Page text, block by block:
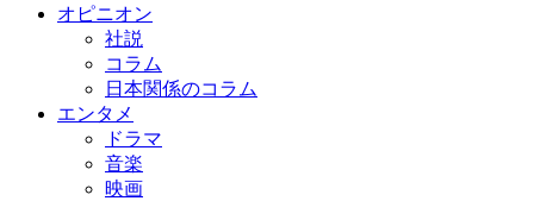
オピニオン
社説
コラム
日本関係のコラム
エンタメ
ドラマ
音楽
映画